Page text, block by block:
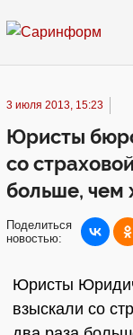
3 июля 2013, 15:23
Юристы
со
больше, чем
Поделиться
новостью:
Юристы
взыскали со